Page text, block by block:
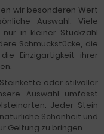
wir besonderen Wert
Auswahl. Viele
in kleiner Stückzahl
Schmuckstücke, die
Einzigartigkeit ihrer
oder stilvoller
Auswahl umfasst
Jeder Stein
Schönheit und
Geltung zu bringen.